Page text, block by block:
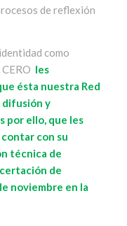
de reflexión
como
les
ésta nuestra Red
difusión y
por ello, que les
con su
técnica de
de
noviembre en la